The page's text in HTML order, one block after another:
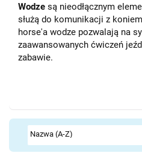
Wodze są nieodłącznym
służą do komunikacji z
horse'a wodze pozwalają na
zaawansowanych ćwiczeń
zabawie.